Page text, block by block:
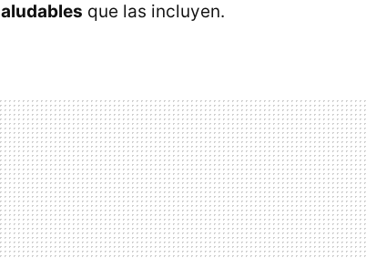
que las incluyen.